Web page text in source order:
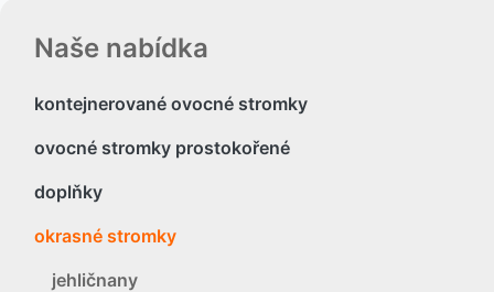
Naše nabídka
kontejnerované ovocné stromky
ovocné stromky prostokořené
doplňky
okrasné stromky
jehličnany